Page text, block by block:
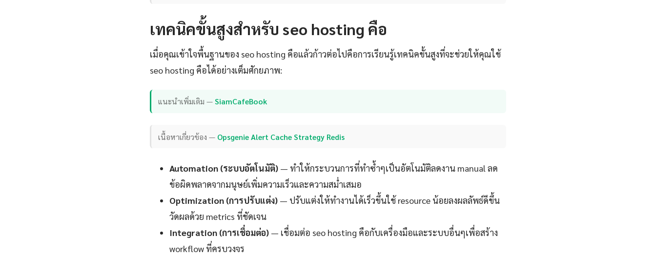
เทคนิคขั้นสูงสำหรับ seo hosting คือ
เมื่อคุณเข้าใจพื้นฐานของ seo hosting คือแล้วก้าวต่อไปคือการเรียนรู้เทคนิคขั้นสูงที่จะช่วยให้คุณใช้
seo hosting คือได้อย่างเต็มศักยภาพ:
แนะนำเพิ่มเติม —SiamCafeBook
เนื้อหาเกี่ยวข้อง — Opsgenie Alert Cache Strategy Redis
Automation (ระบบอัตโนมัติ) — ทำให้กระบวนการที่ทำซ้ำๆเป็นอัตโนมัติลดงาน manual ลด
ข้อผิดพลาดจากมนุษย์เพิ่มความเร็วและความสม่ำเสมอ
Optimization (การปรับแต่ง) — ปรับแต่งให้ทำงานได้เร็วขึ้นใช้ resource น้อยลงผลลัพธ์ดีขึ้น
วัดผลด้วย metrics ที่ชัดเจน
Integration (การเชื่อมต่อ) — เชื่อมต่อ seo hosting คือกับเครื่องมือและระบบอื่นๆเพื่อสร้าง
workflow ที่ครบวงจร